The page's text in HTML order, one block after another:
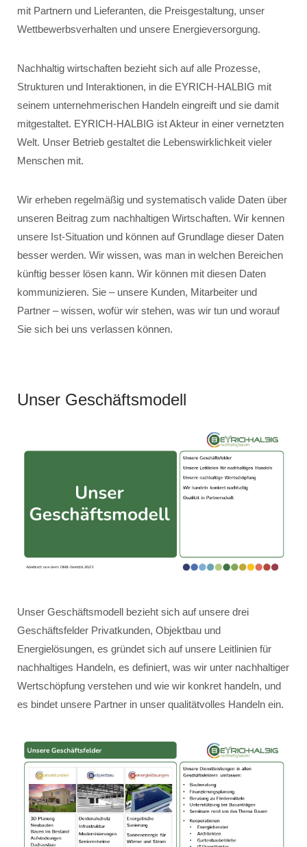
mit Partnern und Lieferanten, die Preisgestaltung, unser
Wettbewerbsverhalten und unsere Energieversorgung.
Nachhaltig wirtschaften bezieht sich auf alle Prozesse,
Strukturen und Interaktionen, in die EYRICH-HALBIG mit
seinem unternehmerischen Handeln eingreift und sie damit
mitgestaltet. EYRICH-HALBIG ist Akteur in einer vernetzten
Welt. Unser Betrieb gestaltet die Lebenswirklichkeit vieler
Menschen mit.
Wir erheben regelmäßig und systematisch valide Daten über
unseren Beitrag zum nachhaltigen Wirtschaften. Wir kennen
unsere Ist-Situation und können auf Grundlage dieser Daten
besser werden. Wir wissen, was man in welchen Bereichen
künftig besser lösen kann. Wir können mit diesen Daten
kommunizieren. Sie – unsere Kunden, Mitarbeiter und
Partner – wissen, wofür wir stehen, was wir tun und worauf
Sie sich bei uns verlassen können.
Unser Geschäftsmodell
Unser Geschäftsmodell bezieht sich auf unsere drei
Geschäftsfelder Privatkunden, Objektbau und
Energielösungen, es gründet sich auf unsere Leitlinien für
nachhaltiges Handeln, es definiert, was wir unter nachhaltiger
Wertschöpfung verstehen und wie wir konkret handeln, und
es bindet unsere Partner in unser qualitätvolles Handeln ein.